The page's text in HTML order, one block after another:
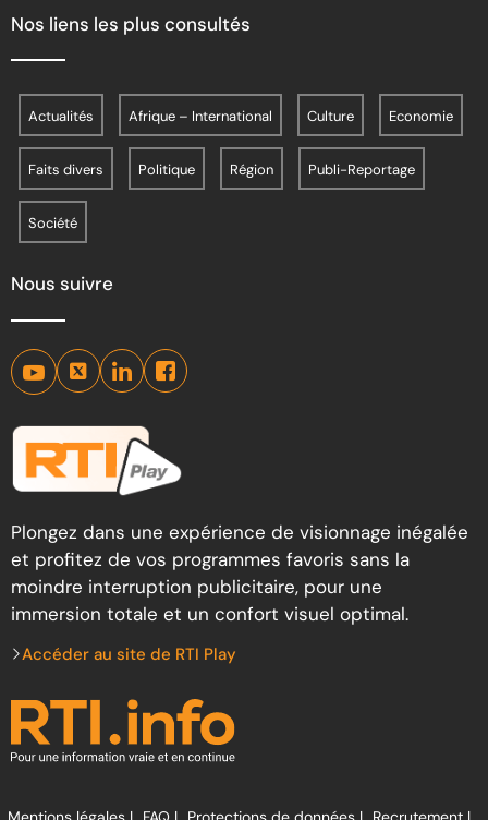
Nos liens les plus consultés
Actualités Afrique – International Culture Economie
Faits divers Politique Région Publi-Reportage
Société
Nous suivre
Plongez dans une expérience de visionnage inégalée
et profitez de vos programmes favoris sans la
moindre interruption publicitaire, pour une
immersion totale et un confort visuel optimal.
Accéder au site de RTI Play